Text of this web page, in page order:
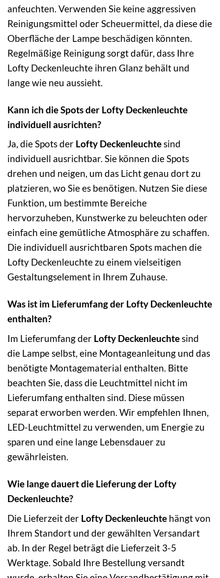
anfeuchten. Verwenden Sie keine aggressiven
Reinigungsmittel oder Scheuermittel, da diese die
Oberfläche der Lampe beschädigen könnten.
Regelmäßige Reinigung sorgt dafür, dass Ihre
Lofty Deckenleuchte ihren Glanz behält und
lange wie neu aussieht.
Kann ich die Spots der Lofty Deckenleuchte
individuell ausrichten?
Ja, die Spots der Lofty Deckenleuchtesind
individuell ausrichtbar. Sie können die Spots
drehen und neigen, um das Licht genau dort zu
platzieren, wo Sie es benötigen. Nutzen Sie diese
Funktion, um bestimmte Bereiche
hervorzuheben, Kunstwerke zu beleuchten oder
einfach eine gemütliche Atmosphäre zu schaffen.
Die individuell ausrichtbaren Spots machen die
Lofty Deckenleuchte zu einem vielseitigen
Gestaltungselement in Ihrem Zuhause.
Was ist im Lieferumfang der Lofty Deckenleuchte
enthalten?
Im Lieferumfang der Lofty Deckenleuchtesind
die Lampe selbst, eine Montageanleitung und das
benötigte Montagematerial enthalten. Bitte
beachten Sie, dass die Leuchtmittel nicht im
Lieferumfang enthalten sind. Diese müssen
separat erworben werden. Wir empfehlen Ihnen,
LED-Leuchtmittel zu verwenden, um Energie zu
sparen und eine lange Lebensdauer zu
gewährleisten.
Wie lange dauert die Lieferung der Lofty
Deckenleuchte?
Die Lieferzeit der Lofty Deckenleuchte hängt von
Ihrem Standort und der gewählten Versandart
ab. In der Regel beträgt die Lieferzeit 3-5
Werktage. Sobald Ihre Bestellung versandt